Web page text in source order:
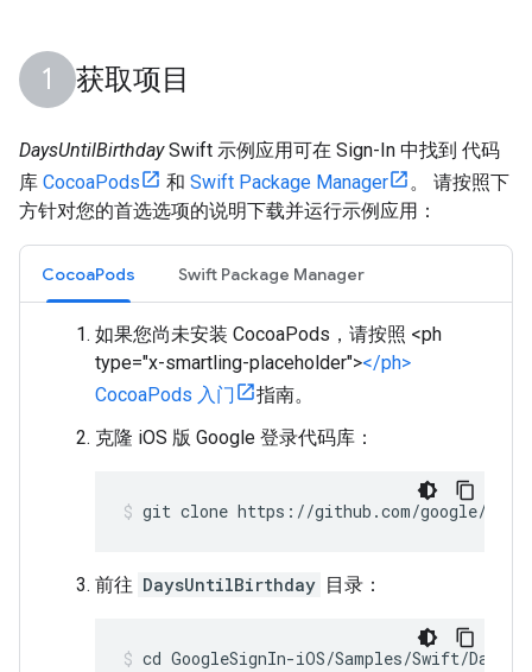
获取项目
DaysUntilBirthdaySwift 示例应用可在 Sign-In 中找到 代码
库 CocoaPods 和 Swift Package Manager
。 请按照下
方针对您的首选选项的说明下载并运行示例应用：
CocoaPods Swift Package Manager
如果您尚未安装 CocoaPods，请按照 <ph
type="x-smartling-placeholder"></ph>
CocoaPods 入门
指南。
克隆 iOS 版 Google 登录代码库：
git clone https://github.com/google/
前往 DaysUntilBirthday 目录：
cd GoogleSignIn-iOS/Samples/Swift/